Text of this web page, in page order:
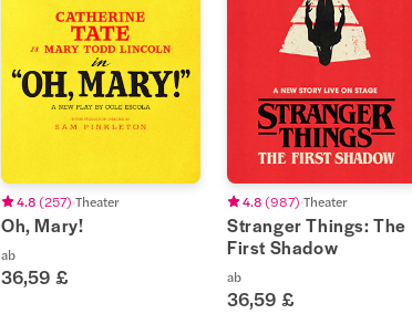
4.8(257) Theater
Oh, Mary!
ab
36,59 £
4.8(987) Theater
Stranger Things: The
First Shadow
ab
36,59 £